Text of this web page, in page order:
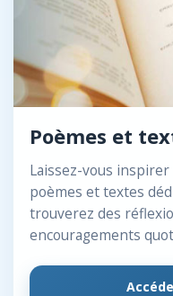
Poèmes et
Laissez-vous
poèmes et textes
trouverez des
encouragements